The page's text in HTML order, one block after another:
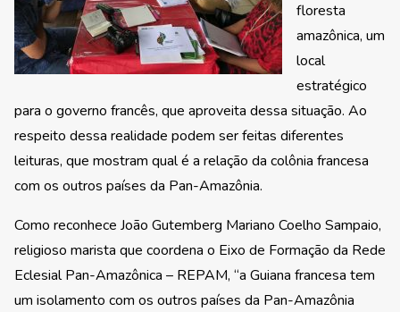
floresta
amazônica, um
local
estratégico
para o governo francês, que aproveita dessa situação. Ao
respeito dessa realidade podem ser feitas diferentes
leituras, que mostram qual é a relação da colônia francesa
com os outros países da Pan-Amazônia.
Como reconhece João Gutemberg Mariano Coelho Sampaio,
religioso marista que coordena o Eixo de Formação da Rede
Eclesial Pan-Amazônica – REPAM, “a Guiana francesa tem
um isolamento com os outros países da Pan-Amazônia